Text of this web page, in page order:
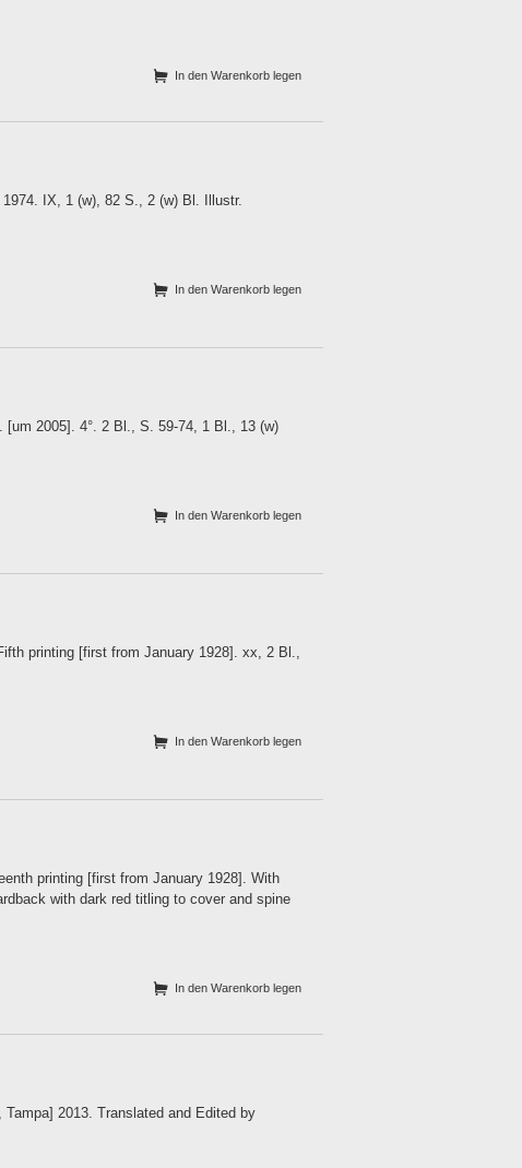
In den Warenkorb legen
IX, 1 (w), 82 S., 2 (w) Bl. Illustr.
In den Warenkorb legen
2005]. 4°. 2 Bl., S. 59-74, 1 Bl., 13 (w)
In den Warenkorb legen
printing [first from January 1928]. xx, 2 Bl.,
In den Warenkorb legen
printing [first from January 1928]. With
with dark red titling to cover and spine
In den Warenkorb legen
2013. Translated and Edited by